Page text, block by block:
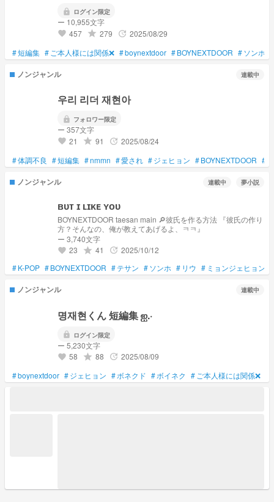
lock ログイン限定
ー 10,955文字
favorite 457 grade 279 update 2025/08/29
#短編集 # ご本人様には関係❌ #boynextdoor #BOYNEXTDOOR #ソンホ
ノンジャンル 連載中
우리 리더 재현아
lock フォロワー限定
ー 357文字
favorite 21 grade 91 update 2025/08/24
#体調不良 #短編集 #nmmn #愛され #ジェヒョン #BOYNEXTDOOR #
ノンジャンル 連載中 夢小説
ʙᴜᴛ ɪ ʟɪᴋᴇ ʏᴏᴜ
BOYNEXTDOOR taesan main 🔎彼氏を作る方法 『彼氏の作り
方？そんなの、俺が教えてあげるよ、ㅋㅋ』
ー 3,740文字
favorite 23 grade 41 update 2025/10/12
#K-POP #BOYNEXTDOOR #テサン #ソンホ # リウ # ミョンジェヒョン
ノンジャンル 連載中
명재현くん 短編集 ‪ஐ‬.·
lock ログイン限定
ー 5,230文字
favorite 58 grade 88 update 2025/08/09
#boynextdoor #ジェヒョン #ボネクド #ボイネク # ご本人様には関係❌